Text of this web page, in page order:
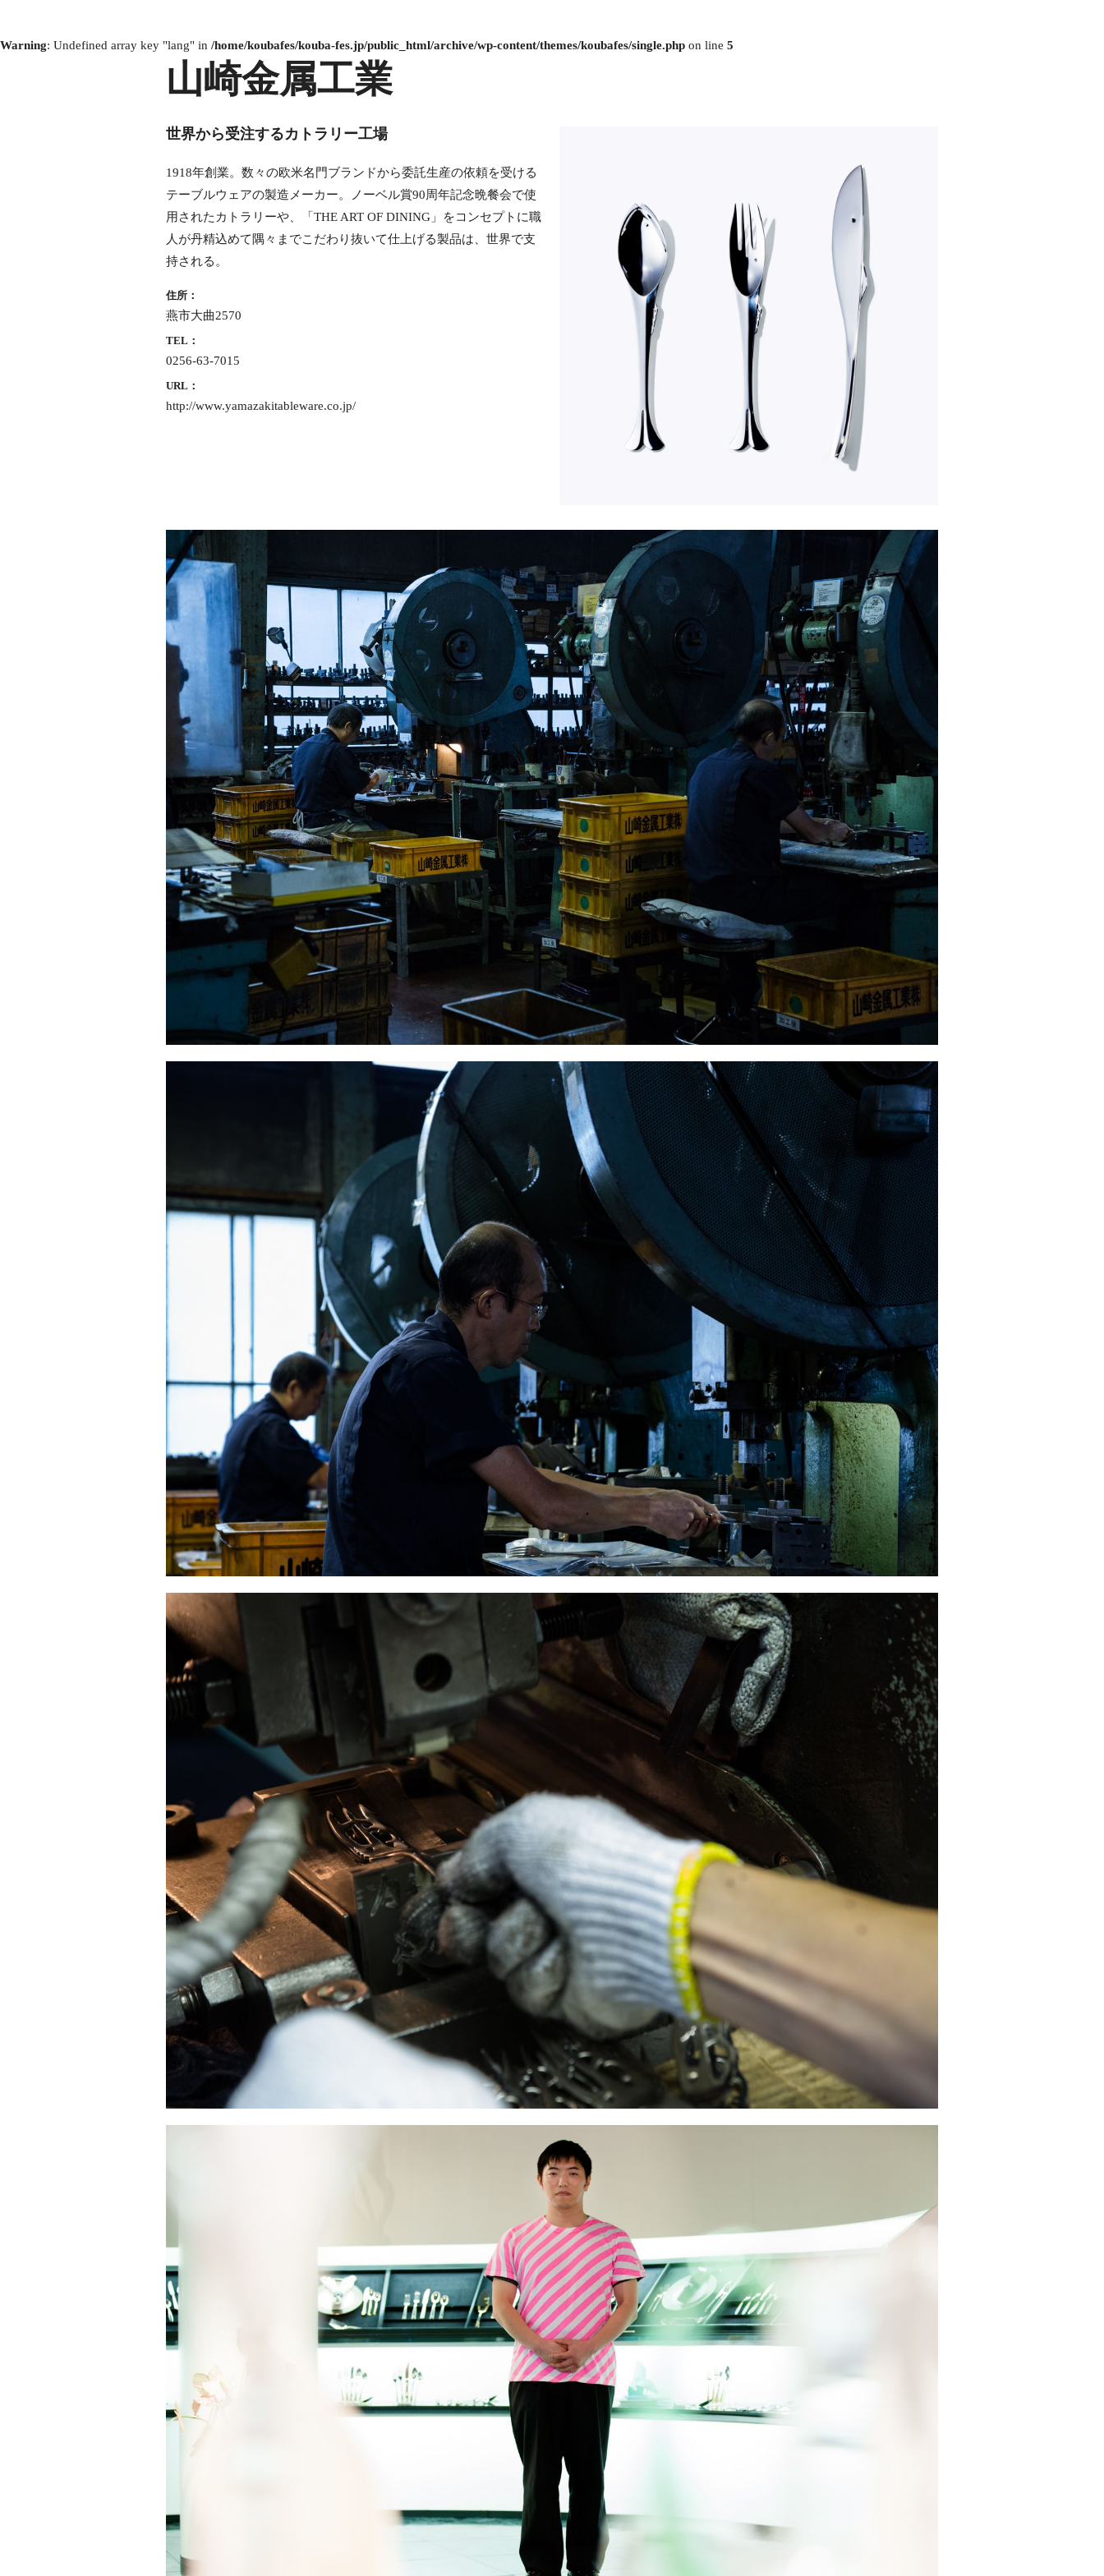
Warning: Undefined array key "lang" in /home/koubafes/kouba-fes.jp/public_html/archive/wp-content/themes/koubafes/single.php on line 5
山崎金属工業
世界から受注するカトラリー工場
1918年創業。数々の欧米名門ブランドから委託生産の依頼を受ける
テーブルウェアの製造メーカー。ノーベル賞90周年記念晩餐会で使
用されたカトラリーや、「THE ART OF DINING」をコンセプトに職
人が丹精込めて隅々までこだわり抜いて仕上げる製品は、世界で支
持される。
住所：
燕市大曲2570
TEL：
0256-63-7015
URL：
http://www.yamazakitableware.co.jp/